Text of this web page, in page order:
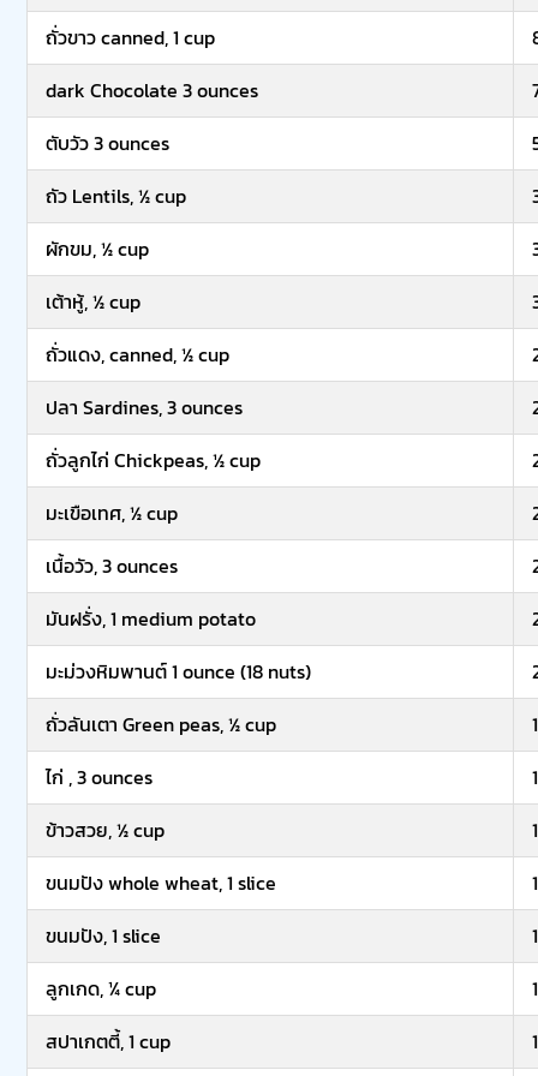
ถั่วขาว canned, 1 cup
dark Chocolate 3 ounces
ตับวัว 3 ounces
ถัว Lentils, ½ cup
ผักขม, ½ cup
เต้าหู้, ½ cup
ถั่วแดง, canned, ½ cup
ปลา Sardines, 3 ounces
ถั่วลูกไก่ Chickpeas, ½ cup
มะเขือเทศ, ½ cup
เนื้อวัว, 3 ounces
มันฝรั่ง, 1 medium potato
มะม่วงหิมพานต์ 1 ounce (18 nuts)
ถั่วลันเตา Green peas, ½ cup
1
ไก่ , 3 ounces
1
ข้าวสวย, ½ cup
1
ขนมปัง whole wheat, 1 slice
1
ขนมปัง, 1 slice
1
ลูกเกด, ¼ cup
1
สปาเกตตี้, 1 cup
1